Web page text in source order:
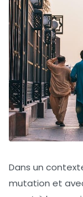
Dans un
mutation et